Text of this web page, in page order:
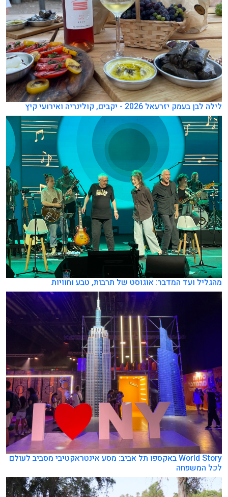
לילה לבן בעמק יזרעאל 2026 - יקבים, קולינריה ואירועי קיץ
מהגליל ועד המדבר: אוגוסט של תרבות, טבע וחוויות
World Story באקספו תל אביב: מסע אינטראקטיבי מסביב לעולם
לכל המשפחה